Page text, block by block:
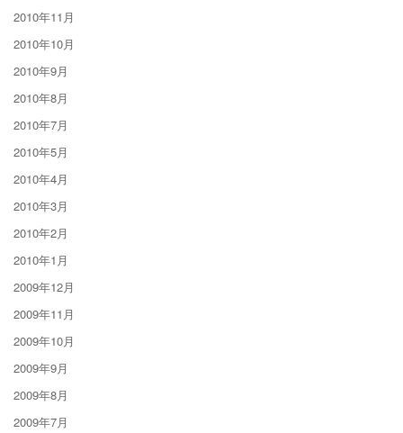
2010年11月
2010年10月
2010年9月
2010年8月
2010年7月
2010年5月
2010年4月
2010年3月
2010年2月
2010年1月
2009年12月
2009年11月
2009年10月
2009年9月
2009年8月
2009年7月